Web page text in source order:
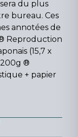
du plus
bureau. Ces
annotées de
Reproduction
(15,7 x
®
+ papier